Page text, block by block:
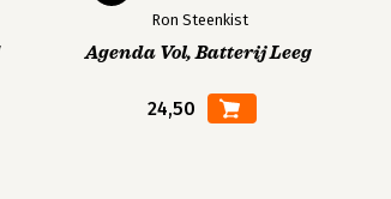
Ron Steenkist
Agenda Vol, Batterij Leeg
24,50